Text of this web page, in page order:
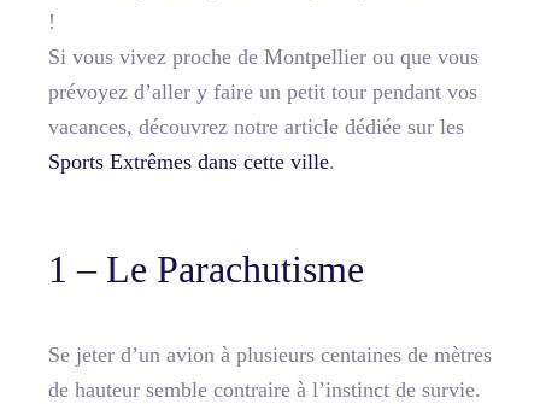
!
Si vous vivez proche de Montpellier ou que vous
prévoyez d’aller y faire un petit tour pendant vos
vacances, découvrez notre article dédiée sur les
Sports Extrêmes dans cette ville.
1 – Le Parachutisme
Se jeter d’un avion à plusieurs centaines de mètres
de hauteur semble contraire à l’instinct de survie.